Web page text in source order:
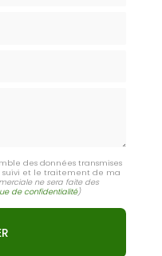
des données transmises
et le traitement de ma
ne sera faite des
de confidentialité)